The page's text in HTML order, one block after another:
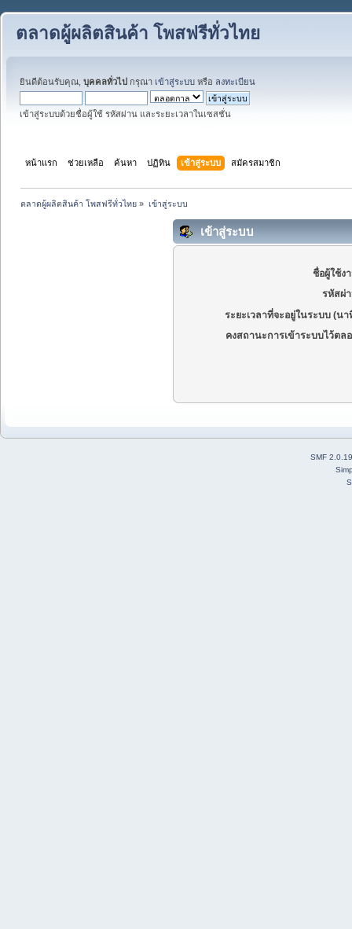
ตลาดผู้ผลิตสินค้า โพสฟรีทั่วไทย
ยินดีต้อนรับคุณ, บุคคลทั่วไป กรุณา เข้าสู่ระบบ หรือ ลงทะเบียน
เข้าสู่ระบบด้วยชื่อผู้ใช้ รหัสผ่าน และระยะเวลาในเซสชั่น
หน้าแรก ช่วยเหลือ ค้นหา ปฏิทิน เข้าสู่ระบบ สมัครสมาชิก
ตลาดผู้ผลิตสินค้า โพสฟรีทั่วไทย » เข้าสู่ระบบ
เข้าสู่ระบบ
ชื่อผู้ใช้ง
รหัสผ่
ระยะเวลาที่จะอยู่ในระบบ (นา
คงสถานะการเข้าระบบไว้ตล
SMF 2.0.19